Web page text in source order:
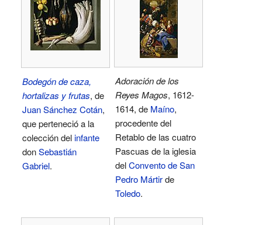
Bodegón de caza,
hortalizas y frutas, de
Juan Sánchez Cotán,
que perteneció a la
colección delinfante
donSebastián
Gabriel.
Adoración de los
Reyes Magos, 1612-
1614, de Maíno,
procedente del
Retablo de las cuatro
Pascuas de la iglesia
delConvento de San
Pedro Mártirde
Toledo.